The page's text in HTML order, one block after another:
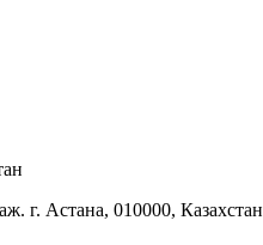
г. Астана, 010000, Казахстан